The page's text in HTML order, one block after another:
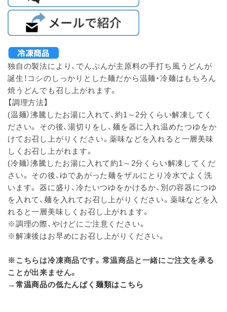
独自の製法により、でんぷんが主原料の手打ち風うどんが
誕生！コシのしっかりとした麺だから温麺・冷麺はもちろん
焼うどんでも召し上がれます。
【調理方法】
(温麺）沸騰したお湯に入れて、約1～2分くらい解凍してく
ださい。 その後、湯切りをし、麺を器に入れ温めたつゆをか
けてお召し上がりください。薬味などを入れると一層美味
しくお召し上がれます。
(冷麺）沸騰したお湯に入れて約1～2分くらい解凍してくだ
さい。 その後、ゆであがった麺をザルにとり冷水でよく洗
います。 器に盛り、冷たいつゆをかけるか、別の容器につゆ
を入れて、麺を入れてお召し上がりください。薬味などを入
れると一層美味しくお召し上がれます。
※調理の際、やけどにご注意ください。
※解凍後はお早めにお召し上がりください。
※こちらは冷凍商品です。常温商品と一緒にご注文を承る
ことが出来ません。
→常温商品の低たんぱく麺類はこちら